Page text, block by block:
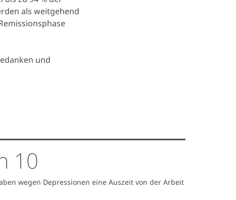
als weitgehend
und
10
wegen Depressionen eine Auszeit von der Arbeit